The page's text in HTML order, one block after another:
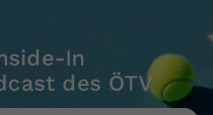
In
des ÖTV